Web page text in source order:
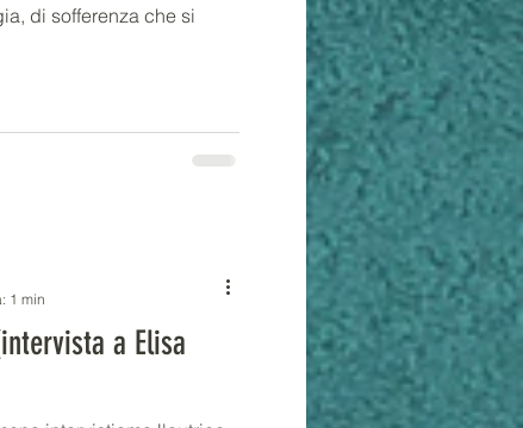
di sofferenza che si
a Elisa
1 min